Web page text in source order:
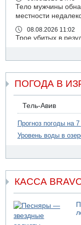
Тело мужчины
местности
08.08.2026 11:02
Трое убитых в
07.08.2026 20:43
07.08.2026 20:41
Ynet: "Хизбалла"
07.08.2026 19:16
ДТП в Ашдоде:
07.08.2026 19:14
Дахан
Обнародовано имя
коррупционных
ПОГОДА В
Тель-Авив
Прогноз погоды на
Уровень воды в
КАССА